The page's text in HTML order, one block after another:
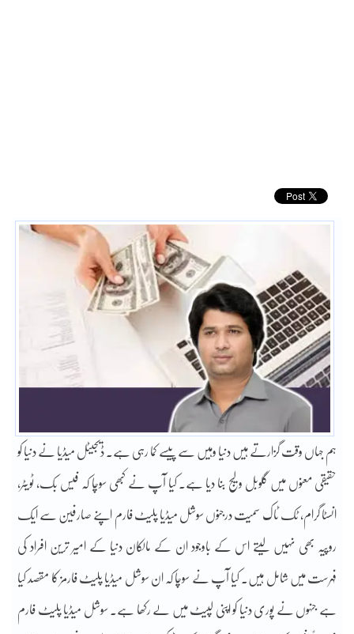
ہم جہاں وقت گزارتے ہیں دنیا وہیں سے پیسے کما رہی ہے۔ ڈیجیٹل میڈیا نے دنیا کو
حقیقی معنوں میں گلوبل ولیج بنا دیا ہے۔ کیا آپ نے کبھی سوچا کہ فیس بک، ٹویٹر،
انسٹا گرام، ٹک ٹاک سمیت درجنوں سوشل میڈیا پلیٹ فارم اپنے صارفین سے ایک
روپیہ بھی نہیں لیتے اس کے باوجود ان کے مالکان دنیا کے امیر ترین افراد کی
فہرست میں شامل ہیں۔ کیا آپ نے سوچا کہ ان سوشل میڈیا پلیٹ فارمز کا مقصد کیا
ہے جنہوں نے پوری دنیا کو اپنی لپیٹ میں لے رکھا ہے۔ سوشل میڈیا پلیٹ فارم